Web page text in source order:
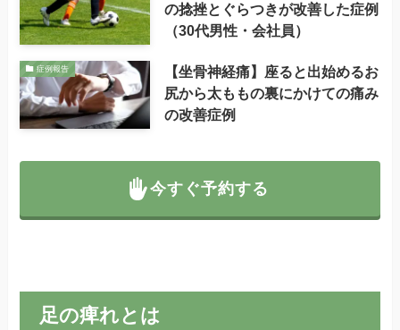
の捻挫とぐらつきが改善した症例
（30代男性・会社員）
症例報告
【坐骨神経痛】座ると出始めるお
尻から太ももの裏にかけての痛み
の改善症例
今すぐ予約する
足の痺れとは